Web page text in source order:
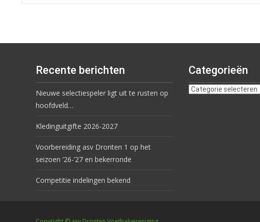
Recente berichten
Nieuwe selectiespeler ligt uit te rusten op
hoofdveld…
Kledinguitgifte 2026-2027
Voorbereiding asv Dronten 1 op het
seizoen ’26-’27 en bekerronde
Competitie indelingen bekend
Categorieën